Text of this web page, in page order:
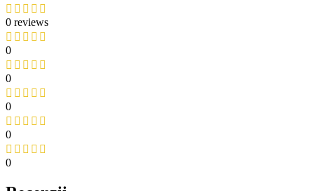
0 reviews
0
0
0
0
0